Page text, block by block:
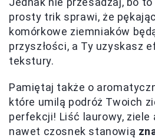
prosty trik sprawi, że
komórkowe ziemniaków
przyszłości, a Ty uzyskasz
tekstury.
Pamiętaj także o
które umilą podróż Twoich
perfekcji! Liść laurowy, ziele
nawet czosnek stanowią